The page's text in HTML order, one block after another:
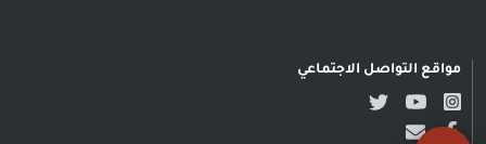
مواقع التواصل الاجتماعي